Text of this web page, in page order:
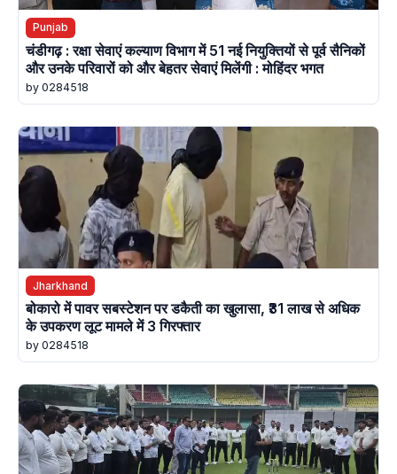
Punjab
चंडीगढ़ : रक्षा सेवाएं कल्याण विभाग में 51 नई नियुक्तियों से पूर्व सैनिकों
और उनके परिवारों को और बेहतर सेवाएं मिलेंगी : मोहिंदर भगत
by 0284518
Jharkhand
बोकारो में पावर सबस्टेशन पर डकैती का खुलासा, ₹31 लाख से अधिक
के उपकरण लूट मामले में 3 गिरफ्तार
by 0284518